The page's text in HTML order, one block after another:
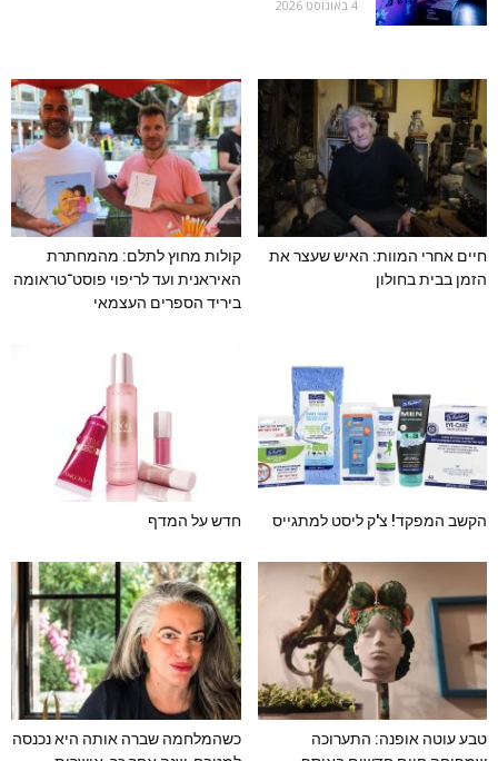
4 באוגוסט 2026
חיים אחרי המוות: האיש שעצר את
הזמן בבית בחולון
קולות מחוץ לתלם: מהמחתרת
האיראנית ועד לריפוי פוסט־טראומה
ביריד הספרים העצמאי
הקשב המפקד! צ'ק ליסט למתגייס חדש על המדף
טבע עוטה אופנה: התערוכה
כשהמלחמה שברה אותה היא נכנסה